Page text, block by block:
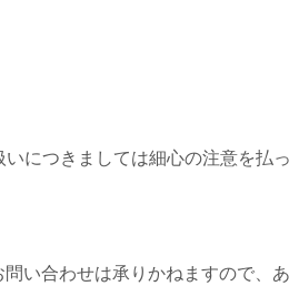
につきましては細心の注意を払っ
い合わせは承りかねますので、あ